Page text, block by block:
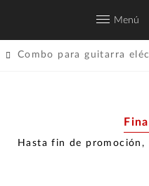
Menú
Combo para guitarra
Hasta fin de promoción,